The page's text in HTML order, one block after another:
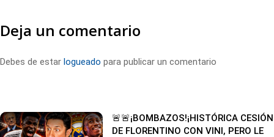
Deja un comentario
Debes de estar logueado para publicar un comentario
🚨🚨¡BOMBAZOS!¡HISTÓRICA CESIÓN
DE FLORENTINO CON VINI, PERO LE